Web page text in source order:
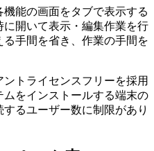
能の画面をタブで表示する
開いて表示・編集作業を行
手間を省き、作業の手間を
トライセンスフリーを採用
をインストールする端末の
るユーザー数に制限があり